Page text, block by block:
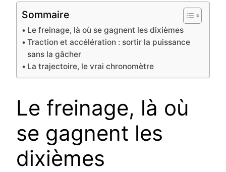
Sommaire
Le freinage, là où se gagnent les dixièmes
Traction et accélération : sortir la puissance
sans la gâcher
La trajectoire, le vrai chronomètre
Le freinage, là où
se gagnent les
dixièmes